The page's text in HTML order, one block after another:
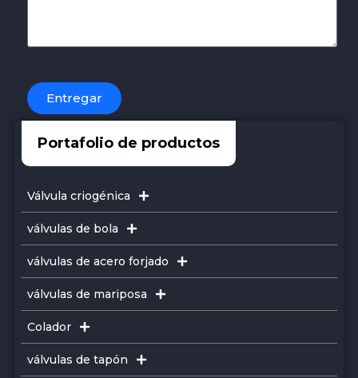
Válvula criogénica
válvulas de bola
válvulas de acero forjado
válvulas de mariposa
Colador
válvulas de tapón
Portafolio de productos
Entregar